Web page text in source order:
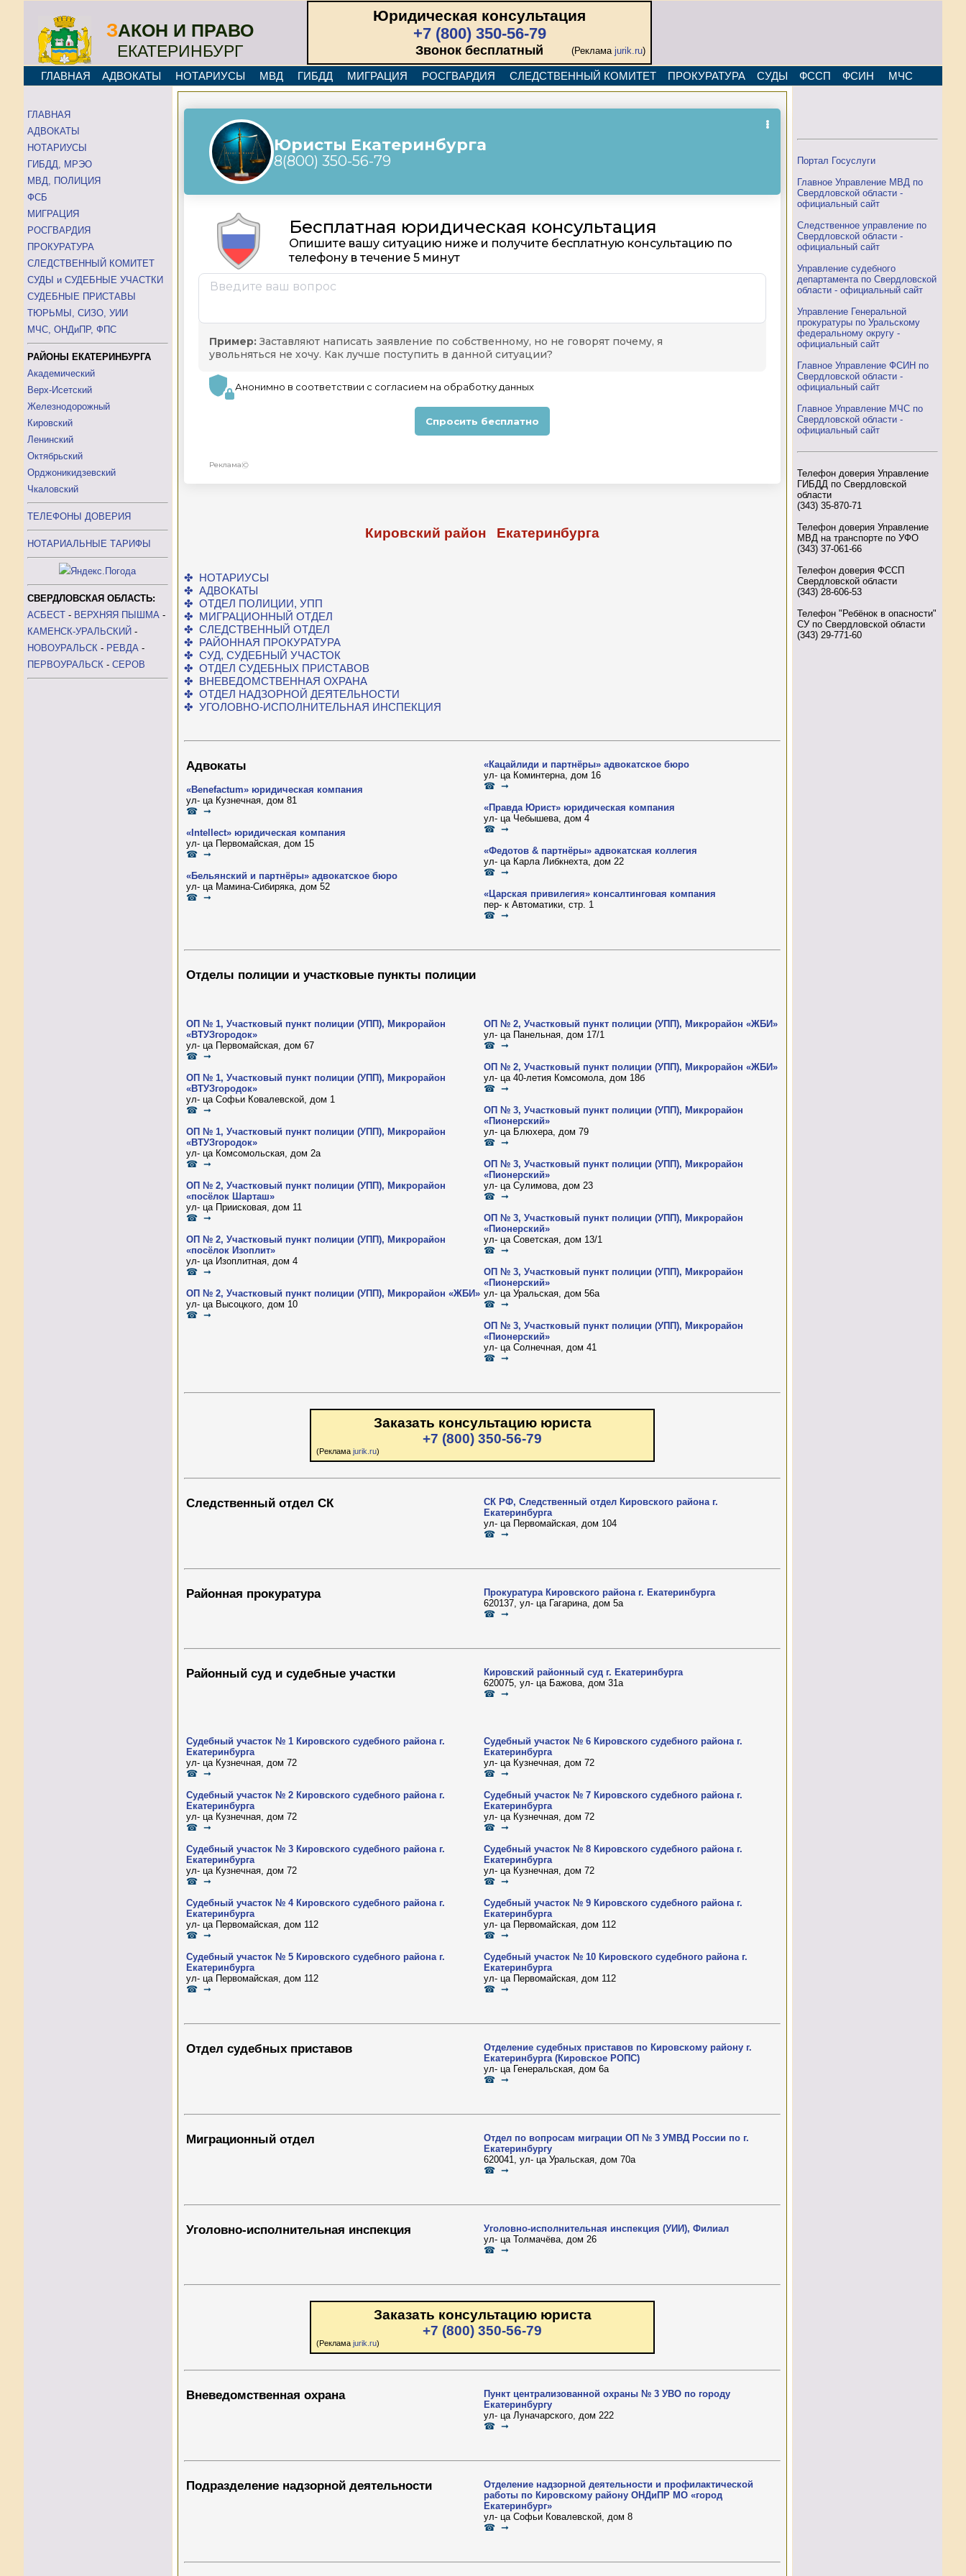
ЗАКОН И ПРАВО
ЕКАТЕРИНБУРГ
Юридическая консультация
+7 (800) 350-56-79
Звонок бесплатный (Реклама jurik.ru)
ГЛАВНАЯ АДВОКАТЫ НОТАРИУСЫ МВД ГИБДД МИГРАЦИЯ РОСГВАРДИЯ СЛЕДСТВЕННЫЙ КОМИТЕТ ПРОКУРАТУРА СУДЫ ФССП ФСИН МЧС
ГЛАВНАЯ
АДВОКАТЫ
НОТАРИУСЫ
ГИБДД, МРЭО
МВД, ПОЛИЦИЯ
ФСБ
МИГРАЦИЯ
РОСГВАРДИЯ
ПРОКУРАТУРА
СЛЕДСТВЕННЫЙ КОМИТЕТ
СУДЫ и СУДЕБНЫЕ УЧАСТКИ
СУДЕБНЫЕ ПРИСТАВЫ
ТЮРЬМЫ, СИЗО, УИИ
МЧС, ОНДиПР, ФПС
РАЙОНЫ ЕКАТЕРИНБУРГА
Академический
Верх-Исетский
Железнодорожный
Кировский
Ленинский
Октябрьский
Орджоникидзевский
Чкаловский
ТЕЛЕФОНЫ ДОВЕРИЯ
НОТАРИАЛЬНЫЕ ТАРИФЫ
СВЕРДЛОВСКАЯ ОБЛАСТЬ:
АСБЕСТ - ВЕРХНЯЯ ПЫШМА -
КАМЕНСК-УРАЛЬСКИЙ -
НОВОУРАЛЬСК - РЕВДА -
ПЕРВОУРАЛЬСК - СЕРОВ
Кировский район Екатеринбурга
✤ НОТАРИУСЫ
✤ АДВОКАТЫ
✤ ОТДЕЛ ПОЛИЦИИ, УПП
✤ МИГРАЦИОННЫЙ ОТДЕЛ
✤ СЛЕДСТВЕННЫЙ ОТДЕЛ
✤ РАЙОННАЯ ПРОКУРАТУРА
✤ СУД, СУДЕБНЫЙ УЧАСТОК
✤ ОТДЕЛ СУДЕБНЫХ ПРИСТАВОВ
✤ ВНЕВЕДОМСТВЕННАЯ ОХРАНА
✤ ОТДЕЛ НАДЗОРНОЙ ДЕЯТЕЛЬНОСТИ
✤ УГОЛОВНО-ИСПОЛНИТЕЛЬНАЯ ИНСПЕКЦИЯ
Адвокаты
«Benefactum» юридическая компания
ул- ца Кузнечная, дом 81
☎ ➞
«Intellect» юридическая компания
ул- ца Первомайская, дом 15
☎ ➞
«Бельянский и партнёры» адвокатское бюро
ул- ца Мамина-Сибиряка, дом 52
☎ ➞
«Кацайлиди и партнёры» адвокатское бюро
ул- ца Коминтерна, дом 16
☎ ➞
«Правда Юрист» юридическая компания
ул- ца Чебышева, дом 4
☎ ➞
«Федотов & партнёры» адвокатская коллегия
ул- ца Карла Либкнехта, дом 22
☎ ➞
«Царская привилегия» консалтинговая компания
пер- к Автоматики, стр. 1
☎ ➞
Отделы полиции и участковые пункты полиции
ОП № 1, Участковый пункт полиции (УПП), Микрорайон
«ВТУЗгородок»
ул- ца Первомайская, дом 67
☎ ➞
ОП № 1, Участковый пункт полиции (УПП), Микрорайон
«ВТУЗгородок»
ул- ца Софьи Ковалевской, дом 1
☎ ➞
ОП № 1, Участковый пункт полиции (УПП), Микрорайон
«ВТУЗгородок»
ул- ца Комсомольская, дом 2а
☎ ➞
ОП № 2, Участковый пункт полиции (УПП), Микрорайон
«посёлок Шарташ»
ул- ца Приисковая, дом 11
☎ ➞
ОП № 2, Участковый пункт полиции (УПП), Микрорайон
«посёлок Изоплит»
ул- ца Изоплитная, дом 4
☎ ➞
ОП № 2, Участковый пункт полиции (УПП), Микрорайон «ЖБИ»
ул- ца Высоцкого, дом 10
☎ ➞
ОП № 2, Участковый пункт полиции (УПП), Микрорайон «ЖБИ»
ул- ца Панельная, дом 17/1
☎ ➞
ОП № 2, Участковый пункт полиции (УПП), Микрорайон «ЖБИ»
ул- ца 40-летия Комсомола, дом 18б
☎ ➞
ОП № 3, Участковый пункт полиции (УПП), Микрорайон
«Пионерский»
ул- ца Блюхера, дом 79
☎ ➞
ОП № 3, Участковый пункт полиции (УПП), Микрорайон
«Пионерский»
ул- ца Сулимова, дом 23
☎ ➞
ОП № 3, Участковый пункт полиции (УПП), Микрорайон
«Пионерский»
ул- ца Советская, дом 13/1
☎ ➞
ОП № 3, Участковый пункт полиции (УПП), Микрорайон
«Пионерский»
ул- ца Уральская, дом 56а
☎ ➞
ОП № 3, Участковый пункт полиции (УПП), Микрорайон
«Пионерский»
ул- ца Солнечная, дом 41
☎ ➞
Заказать консультацию юриста
+7 (800) 350-56-79
(Реклама jurik.ru)
Следственный отдел СК
СК РФ, Следственный отдел Кировского района г.
Екатеринбурга
ул- ца Первомайская, дом 104
☎ ➞
Районная прокуратура
Прокуратура Кировского района г. Екатеринбурга
620137, ул- ца Гагарина, дом 5а
☎ ➞
Районный суд и судебные участки
Кировский районный суд г. Екатеринбурга
620075, ул- ца Бажова, дом 31а
☎ ➞
Судебный участок № 1 Кировского судебного района г.
Екатеринбурга
ул- ца Кузнечная, дом 72
☎ ➞
Судебный участок № 2 Кировского судебного района г.
Екатеринбурга
ул- ца Кузнечная, дом 72
☎ ➞
Судебный участок № 3 Кировского судебного района г.
Екатеринбурга
ул- ца Кузнечная, дом 72
☎ ➞
Судебный участок № 4 Кировского судебного района г.
Екатеринбурга
ул- ца Первомайская, дом 112
☎ ➞
Судебный участок № 5 Кировского судебного района г.
Екатеринбурга
ул- ца Первомайская, дом 112
☎ ➞
Судебный участок № 6 Кировского судебного района г.
Екатеринбурга
ул- ца Кузнечная, дом 72
☎ ➞
Судебный участок № 7 Кировского судебного района г.
Екатеринбурга
ул- ца Кузнечная, дом 72
☎ ➞
Судебный участок № 8 Кировского судебного района г.
Екатеринбурга
ул- ца Кузнечная, дом 72
☎ ➞
Судебный участок № 9 Кировского судебного района г.
Екатеринбурга
ул- ца Первомайская, дом 112
☎ ➞
Судебный участок № 10 Кировского судебного района г.
Екатеринбурга
ул- ца Первомайская, дом 112
☎ ➞
Отдел судебных приставов
Отделение судебных приставов по Кировскому району г.
Екатеринбурга (Кировское РОПС)
ул- ца Генеральская, дом 6а
☎ ➞
Миграционный отдел
Отдел по вопросам миграции ОП № 3 УМВД России по г.
Екатеринбургу
620041, ул- ца Уральская, дом 70а
☎ ➞
Уголовно-исполнительная инспекция
Уголовно-исполнительная инспекция (УИИ), Филиал
ул- ца Толмачёва, дом 26
☎ ➞
Заказать консультацию юриста
+7 (800) 350-56-79
(Реклама jurik.ru)
Вневедомственная охрана
Пункт централизованной охраны № 3 УВО по городу
Екатеринбургу
ул- ца Луначарского, дом 222
☎ ➞
Подразделение надзорной деятельности
Отделение надзорной деятельности и профилактической
работы по Кировскому району ОНДиПР МО «город
Екатеринбург»
ул- ца Софьи Ковалевской, дом 8
☎ ➞
Портал Госуслуги
Главное Управление МВД по
Свердловской области -
официальный сайт
Следственное управление по
Свердловской области -
официальный сайт
Управление судебного
департамента по Свердловской
области - официальный сайт
Управление Генеральной
прокуратуры по Уральскому
федеральному округу -
официальный сайт
Главное Управление ФСИН по
Свердловской области -
официальный сайт
Главное Управление МЧС по
Свердловской области -
официальный сайт
Телефон доверия Управление
ГИБДД по Свердловской
области
(343) 35-870-71
Телефон доверия Управление
МВД на транспорте по УФО
(343) 37-061-66
Телефон доверия ФССП
Свердловской области
(343) 28-606-53
Телефон "Ребёнок в опасности"
СУ по Свердловской области
(343) 29-771-60